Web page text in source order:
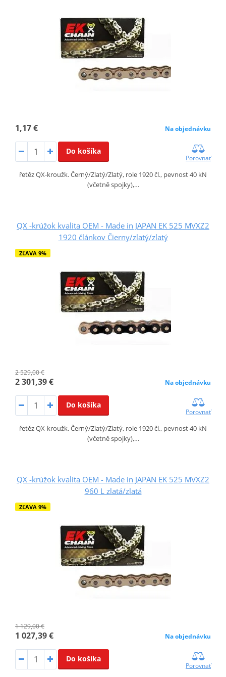
1,17 € Na objednávku
Do košíka
Porovnať
řetěz QX-kroužk. Černý/Zlatý/Zlatý, role 1920 čl., pevnost 40 kN
(včetně spojky),…
QX -krúžok kvalita OEM - Made in JAPAN EK 525 MVXZ2
1920 článkov Čierny/zlatý/zlatý
ZĽAVA 9%
2 529,00 €
2 301,39 € Na objednávku
Do košíka
Porovnať
řetěz QX-kroužk. Černý/Zlatý/Zlatý, role 1920 čl., pevnost 40 kN
(včetně spojky),…
QX -krúžok kvalita OEM - Made in JAPAN EK 525 MVXZ2
960 L zlatá/zlatá
ZĽAVA 9%
1 129,00 €
1 027,39 € Na objednávku
Do košíka
Porovnať